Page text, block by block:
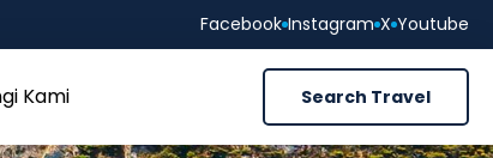
Facebook Instagram X Youtube
Kami Search Travel